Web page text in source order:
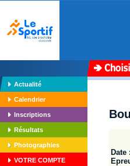
Actualité
Calendrier
Inscriptions
Résultats
Photographies
VOTRE COMPTE
Date